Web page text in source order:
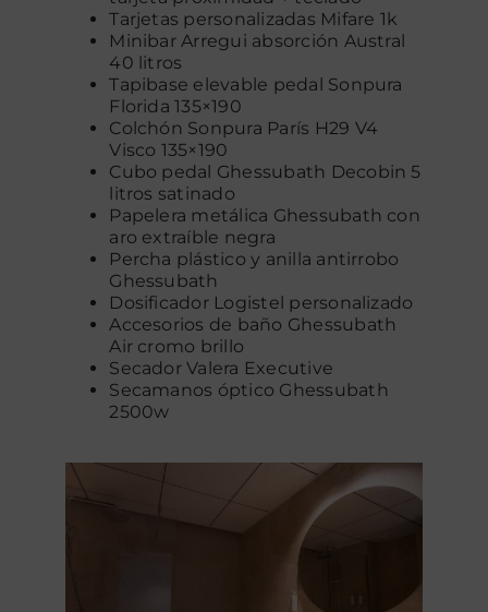
Tarjetas personalizadas Mifare 1k
Minibar Arregui absorción Austral
40 litros
Tapibase elevable pedal Sonpura
Florida 135×190
Colchón Sonpura París H29 V4
Visco 135×190
Cubo pedal Ghessubath Decobin 5
litros satinado
Papelera metálica Ghessubath con
aro extraíble negra
Percha plástico y anilla antirrobo
Ghessubath
Dosificador Logistel personalizado
Accesorios de baño Ghessubath
Air cromo brillo
Secador Valera Executive
Secamanos óptico Ghessubath
2500w